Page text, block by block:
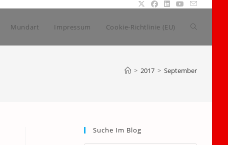
Mundart Impressum Cookie-Richtlinie (EU) Website-
> 2017 > September
Suche Im Blog